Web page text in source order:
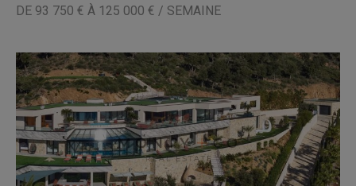
DE 93 750 € À 125 000 € / SEMAINE